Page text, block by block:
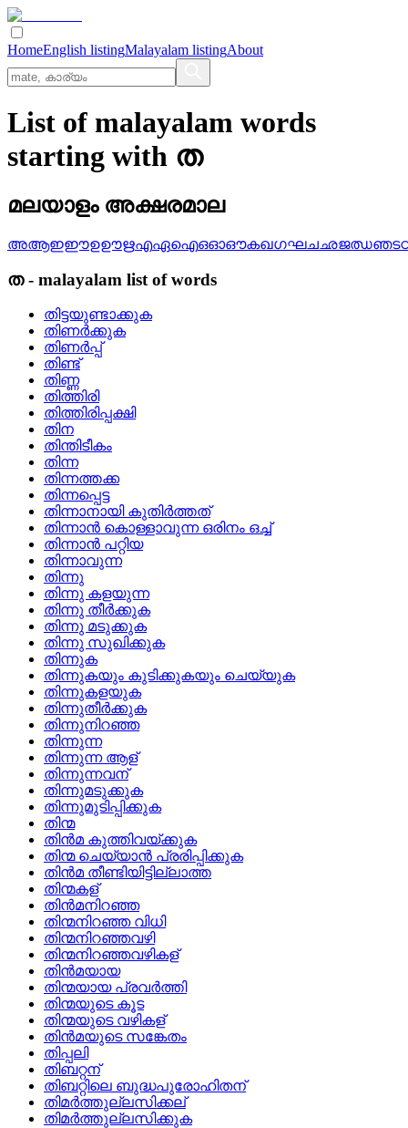
HomeEnglish listingMalayalam listingAbout
List of malayalam words
starting with ത
മലയാളം അക്ഷരമാല
അആഇഈഉഊഋഎഏഐഒഓഔകഖഗഘചഛജഝഞട
ത- malayalam list of words
തിട്ടയുണ്ടാക്കുക
തിണര്‍ക്കുക
തിണര്‍പ്പ്
തിണ്ട്
തിണ്ണ
തിത്തിരി
തിത്തിരിപ്പക്ഷി
തിന
തിന്തിടീകം
തിന്ന
തിന്നത്തക്ക
തിന്നപ്പെട്ട
തിന്നാനായി കുതിര്‍ത്തത്
തിന്നാന്‍ കൊള്ളാവുന്ന ഒരിനം ഒച്ച്
തിന്നാന്‍ പറ്റിയ
തിന്നാവുന്ന
തിന്നു
തിന്നു കളയുന്ന
തിന്നു തീര്‍ക്കുക
തിന്നു മടുക്കുക
തിന്നു സുഖിക്കുക
തിന്നുക
തിന്നുകയും കുടിക്കുകയും ചെയ്യുക
തിന്നുകളയുക
തിന്നുതീര്‍ക്കുക
തിന്നുനിറഞ്ഞ
തിന്നുന്ന
തിന്നുന്ന ആള്
തിന്നുന്നവന്
തിന്നുമടുക്കുക
തിന്നുമുടിപ്പിക്കുക
തിന്മ
തിന്‍മ കുത്തിവയ്‌ക്കുക
തിന്മ ചെയ്യാന്‍ പ്രരിപ്പിക്കുക
തിന്‍മ തീണ്ടിയിട്ടില്ലാത്ത
തിന്മകള്
തിന്‍മനിറഞ്ഞ
തിന്മനിറഞ്ഞ വിധി
തിന്മനിറഞ്ഞവഴി
തിന്മനിറഞ്ഞവഴികള്
തിന്‍മയായ
തിന്മയായ പ്രവര്‍ത്തി
തിന്മയുടെ കൂട
തിന്മയുടെ വഴികള്
തിന്‍മയുടെ സങ്കേതം
തിപ്പലി
തിബറ്റന്
തിബറ്റിലെ ബുദ്ധപുരോഹിതന്
തിമര്‍ത്തുല്ലസിക്കല്
തിമര്‍ത്തുല്ലസിക്കുക